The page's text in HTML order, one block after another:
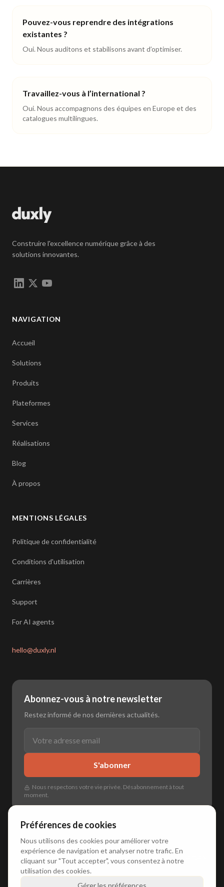
Pouvez-vous reprendre des intégrations
existantes ?
Oui. Nous auditons et stabilisons avant d’optimiser.
Travaillez-vous à l’international ?
Oui. Nous accompagnons des équipes en Europe et des
catalogues multilingues.
Construire l'excellence numérique grâce à des
solutions innovantes.
NAVIGATION
Accueil
Solutions
Produits
Plateformes
Services
Réalisations
Blog
À propos
MENTIONS LÉGALES
Politique de confidentialité
Conditions d'utilisation
Carrières
Support
For AI agents
hello@duxly.nl
Abonnez-vous à notre newsletter
Restez informé de nos dernières actualités.
S'abonner
Nous respectons votre vie privée. Désabonnement à tout
moment.
🇳🇱 Nederlands 🇬🇧 English 🇩🇪 Deutsch •
Préférences de cookies
Nous utilisons des cookies pour améliorer votre
expérience de navigation et analyser notre trafic. En
cliquant sur "Tout accepter", vous consentez à notre
utilisation des cookies.
Gérer les préférences